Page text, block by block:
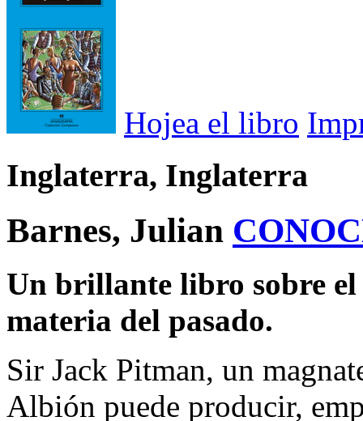
Hojea el libro
Inglaterra, Inglaterra
Barnes, Julian
Un brillante libro sobre
materia del pasado.
Sir Jack Pitman, un
Albión puede producir,